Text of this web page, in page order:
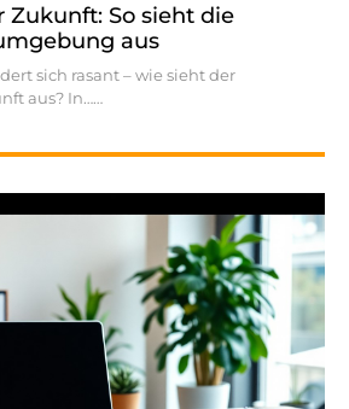
Zukunft: So sieht die
aus
sich rasant – wie sieht der
aus? In…